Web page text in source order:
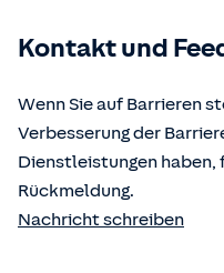
Kontakt und
Wenn Sie auf Barrieren
Verbesserung der
Dienstleistungen haben,
Rückmeldung.
Nachricht schreiben